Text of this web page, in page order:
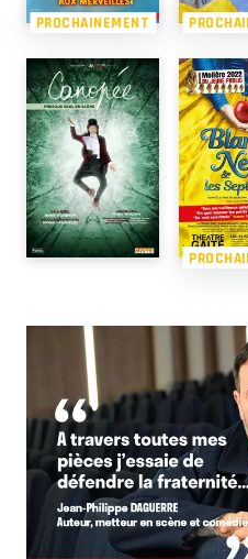
PROCHAINEMENT